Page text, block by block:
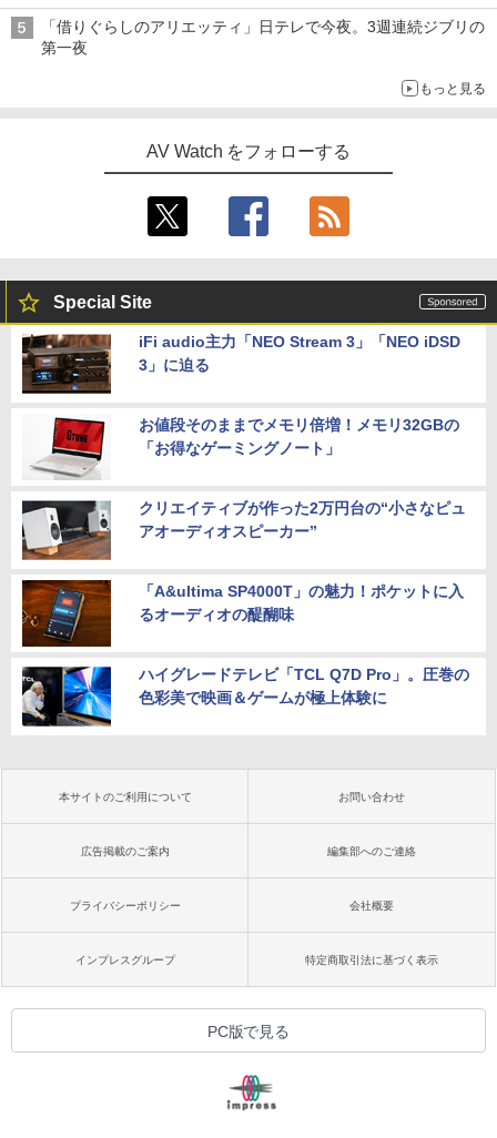
「借りぐらしのアリエッティ」日テレで今夜。3週連続ジブリの
第一夜
もっと見る
AV Watch をフォローする
Special Site
iFi audio主力「NEO Stream 3」「NEO iDSD
3」に迫る
お値段そのままでメモリ倍増！メモリ32GBの
「お得なゲーミングノート」
クリエイティブが作った2万円台の“小さなピュ
アオーディオスピーカー”
「A&ultima SP4000T」の魅力！ポケットに入
るオーディオの醍醐味
ハイグレードテレビ「TCL Q7D Pro」。圧巻の
色彩美で映画＆ゲームが極上体験に
本サイトのご利用について お問い合わせ
広告掲載のご案内 編集部へのご連絡
プライバシーポリシー 会社概要
インプレスグループ 特定商取引法に基づく表示
PC版で見る